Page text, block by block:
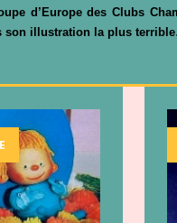
d’Europe des Clubs
son illustration la plus terrible